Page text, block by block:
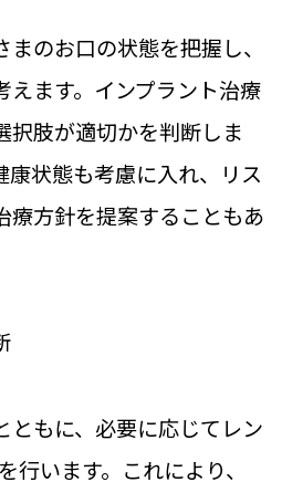
のお口の状態を把握し、
えます。インプラント治療
択肢が適切かを判断しま
康状態も考慮に入れ、リス
療方針を提案することもあ
ともに、必要に応じてレン
行います。これにより、